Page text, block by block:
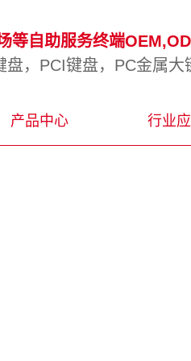
等自助服务终端
，PCI键盘，PC金属
产品中心 行业